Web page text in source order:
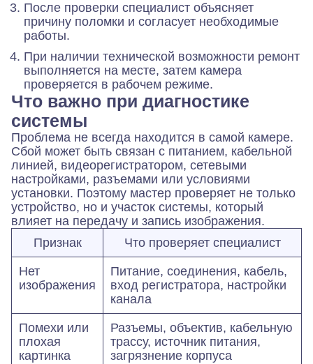
После проверки специалист объясняет
причину поломки и согласует необходимые
работы.
При наличии технической возможности ремонт
выполняется на месте, затем камера
проверяется в рабочем режиме.
Что важно при диагностике
системы
Проблема не всегда находится в самой камере.
Сбой может быть связан с питанием, кабельной
линией, видеорегистратором, сетевыми
настройками, разъемами или условиями
установки. Поэтому мастер проверяет не только
устройство, но и участок системы, который
влияет на передачу и запись изображения.
Признак
Что проверяет специалист
Нет
изображения
Питание, соединения, кабель,
вход регистратора, настройки
канала
Помехи или
плохая
картинка
Разъемы, объектив, кабельную
трассу, источник питания,
загрязнение корпуса